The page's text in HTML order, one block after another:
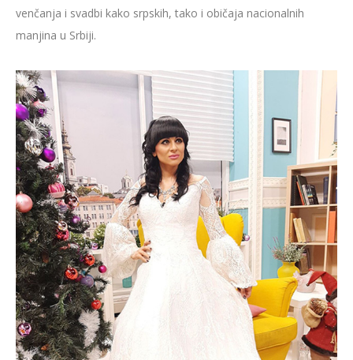
venčanja i svadbi kako srpskih, tako i običaja nacionalnih
manjina u Srbiji.